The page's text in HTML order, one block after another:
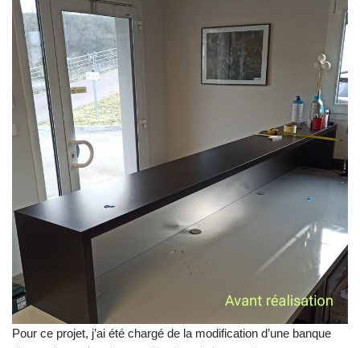
Pour ce projet, j’ai été chargé de la modification d’une banque